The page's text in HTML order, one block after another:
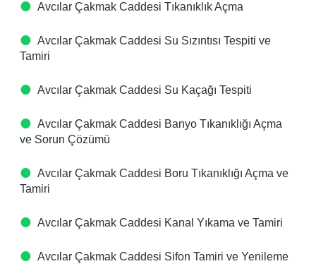
Avcılar Çakmak Caddesi Tıkanıklık Açma
Avcılar Çakmak Caddesi Su Sızıntısı Tespiti ve
Tamiri
Avcılar Çakmak Caddesi Su Kaçağı Tespiti
Avcılar Çakmak Caddesi Banyo Tıkanıklığı Açma
ve Sorun Çözümü
Avcılar Çakmak Caddesi Boru Tıkanıklığı Açma ve
Tamiri
Avcılar Çakmak Caddesi Kanal Yıkama ve Tamiri
Avcılar Çakmak Caddesi Sifon Tamiri ve Yenileme